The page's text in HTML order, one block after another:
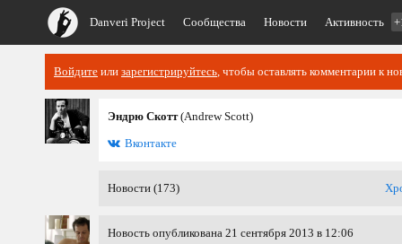
Danveri Project Сообщества Новости Активность
Войдите или зарегистрируйтесь, чтобы оставлять комментарии к
Эндрю Скотт(Andrew Scott)
Вконтакте
Новости (173)
Новость опубликована 21 сентября 2013 в 12:06